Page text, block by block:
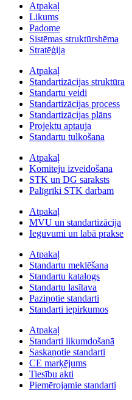
Atpakaļ
Likums
Padome
Sistēmas struktūrshēma
Stratēģija
Atpakaļ
Standartizācijas struktūra
Standartu veidi
Standartizācijas process
Standartizācijas plāns
Projektu aptauja
Standartu tulkošana
Atpakaļ
Komiteju izveidošana
STK un DG saraksts
Palīgrīki STK darbam
Atpakaļ
MVU un standartizācija
Ieguvumi un labā prakse
Atpakaļ
Standartu meklēšana
Standartu katalogs
Standartu lasītava
Paziņotie standarti
Standarti iepirkumos
Atpakaļ
Standarti likumdošanā
Saskaņotie standarti
CE marķējums
Tiesību akti
Piemērojamie standarti